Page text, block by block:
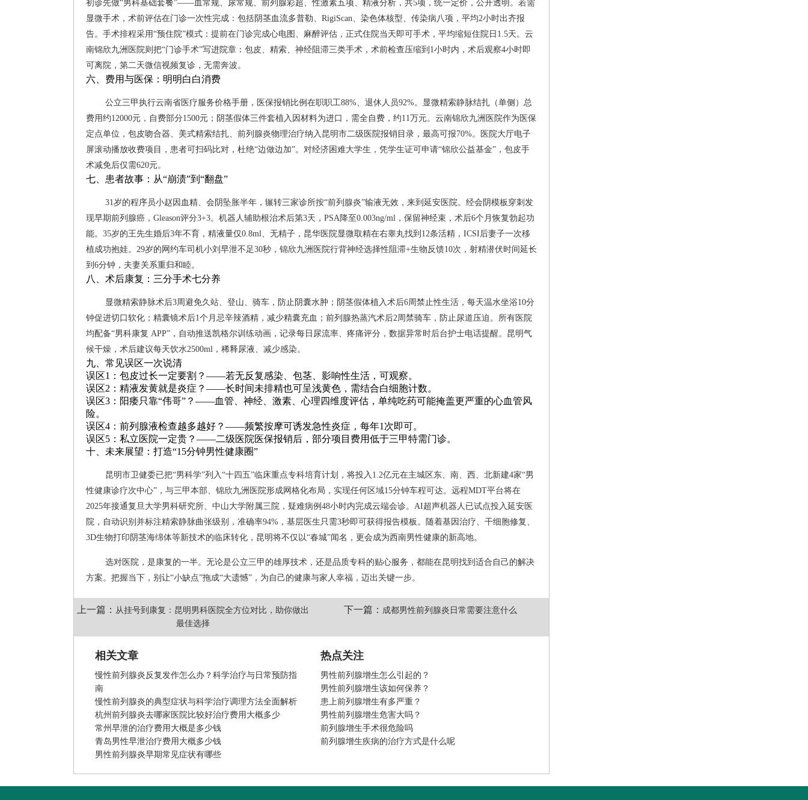
初诊先做“男科基础套餐”——血常规、尿常规、前列腺彩超、性激素五项、精液分析，共5项，统一定价，公开透明。若需
显微手术，术前评估在门诊一次性完成：包括阴茎血流多普勒、RigiScan、染色体核型、传染病八项，平均2小时出齐报
告。手术排程采用“预住院”模式：提前在门诊完成心电图、麻醉评估，正式住院当天即可手术，平均缩短住院日1.5天。云
南锦欣九洲医院则把“门诊手术”写进院章：包皮、精索、神经阻滞三类手术，术前检查压缩到1小时内，术后观察4小时即
可离院，第二天微信视频复诊，无需奔波。
六、费用与医保：明明白白消费
公立三甲执行云南省医疗服务价格手册，医保报销比例在职职工88%、退休人员92%。显微精索静脉结扎（单侧）总
费用约12000元，自费部分1500元；阴茎假体三件套植入因材料为进口，需全自费，约11万元。云南锦欣九洲医院作为医保
定点单位，包皮吻合器、美式精索结扎、前列腺炎物理治疗纳入昆明市二级医院报销目录，最高可报70%。医院大厅电子
屏滚动播放收费项目，患者可扫码比对，杜绝“边做边加”。对经济困难大学生，凭学生证可申请“锦欣公益基金”，包皮手
术减免后仅需620元。
七、患者故事：从“崩渍”到“翻盘”
31岁的程序员小赵因血精、会阴坠胀半年，辗转三家诊所按“前列腺炎”输液无效，来到延安医院。经会阴模板穿刺发
现早期前列腺癌，Gleason评分3+3。机器人辅助根治术后第3天，PSA降至0.003ng/ml，保留神经束，术后6个月恢复勃起功
能。35岁的王先生婚后3年不育，精液量仅0.8ml、无精子，昆华医院显微取精在右睾丸找到12条活精，ICSI后妻子一次移
植成功抱娃。29岁的网约车司机小刘早泄不足30秒，锦欣九洲医院行背神经选择性阻滞+生物反馈10次，射精潜伏时间延长
到6分钟，夫妻关系重归和睦。
八、术后康复：三分手术七分养
显微精索静脉术后3周避免久站、登山、骑车，防止阴囊水肿；阴茎假体植入术后6周禁止性生活，每天温水坐浴10分
钟促进切口软化；精囊镜术后1个月忌辛辣酒精，减少精囊充血；前列腺热蒸汽术后2周禁骑车，防止尿道压迫。所有医院
均配备“男科康复 APP”，自动推送凯格尔训练动画，记录每日尿流率、疼痛评分，数据异常时后台护士电话提醒。昆明气
候干燥，术后建议每天饮水2500ml，稀释尿液、减少感染。
九、常见误区一次说清
误区1：包皮过长一定要割？——若无反复感染、包茎、影响性生活，可观察。
误区2：精液发黄就是炎症？——长时间未排精也可呈浅黄色，需结合白细胞计数。
误区3：阳痿只靠“伟哥”？——血管、神经、激素、心理四维度评估，单纯吃药可能掩盖更严重的心血管风
险。
误区4：前列腺液检查越多越好？——频繁按摩可诱发急性炎症，每年1次即可。
误区5：私立医院一定贵？——二级医院医保报销后，部分项目费用低于三甲特需门诊。
十、未来展望：打造“15分钟男性健康圈”
昆明市卫健委已把“男科学”列入“十四五”临床重点专科培育计划，将投入1.2亿元在主城区东、南、西、北新建4家“男
性健康诊疗次中心”，与三甲本部、锦欣九洲医院形成网格化布局，实现任何区域15分钟车程可达。远程MDT平台将在
2025年接通复旦大学男科研究所、中山大学附属三院，疑难病例48小时内完成云端会诊。AI超声机器人已试点投入延安医
院，自动识别并标注精索静脉曲张级别，准确率94%，基层医生只需3秒即可获得报告模板。随着基因治疗、干细胞修复、
3D生物打印阴茎海绵体等新技术的临床转化，昆明将不仅以“春城”闻名，更会成为西南男性健康的新高地。
选对医院，是康复的一半。无论是公立三甲的雄厚技术，还是品质专科的贴心服务，都能在昆明找到适合自己的解决
方案。把握当下，别让“小缺点”拖成“大遗憾”，为自己的健康与家人幸福，迈出关键一步。
上一篇： 从挂号到康复：昆明男科医院全方位对比，助你做出
最佳选择
下一篇： 成都男性前列腺炎日常需要注意什么
相关文章
慢性前列腺炎反复发作怎么办？科学治疗与日常预防指
南
慢性前列腺炎的典型症状与科学治疗调理方法全面解析
杭州前列腺炎去哪家医院比较好治疗费用大概多少
常州早泄的治疗费用大概是多少钱
青岛男性早泄治疗费用大概多少钱
男性前列腺炎早期常见症状有哪些
热点关注
男性前列腺增生怎么引起的？
男性前列腺增生该如何保养？
患上前列腺增生有多严重？
男性前列腺增生危害大吗？
前列腺增生手术很危险吗
前列腺增生疾病的治疗方式是什么呢